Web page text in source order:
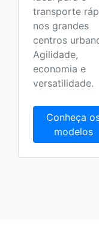
transporte
nos grandes
centros
Agilidade,
economia e
versatilidade.
Conheça
modelos